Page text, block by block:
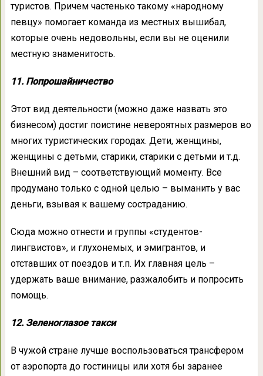
туристов. Причем частенько такому «народному
певцу» помогает команда из местных вышибал,
которые очень недовольны, если вы не оценили
местную знаменитость.
11. Попрошайничество
Этот вид деятельности (можно даже назвать это
бизнесом) достиг поистине невероятных размеров во
многих туристических городах. Дети, женщины,
женщины с детьми, старики, старики с детьми и т.д.
Внешний вид – соответствующий моменту. Все
продумано только с одной целью – выманить у вас
деньги, взывая к вашему состраданию.
Сюда можно отнести и группы «студентов-
лингвистов», и глухонемых, и эмигрантов, и
отставших от поездов и т.п. Их главная цель –
удержать ваше внимание, разжалобить и попросить
помощь.
12. Зеленоглазое такси
В чужой стране лучше воспользоваться трансфером
от аэропорта до гостиницы или хотя бы заранее